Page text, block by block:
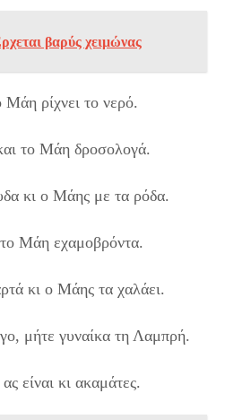
βαρύς χειμώνας
Μάη ρίχνει το νερό.
το Μάη δροσολογά.
κι ο Μάης με τα ρόδα.
Μάη εχαμοβρόντα.
κι ο Μάης τα χαλάει.
μήτε γυναίκα τη Λαμπρή.
είναι κι ακαμάτες.